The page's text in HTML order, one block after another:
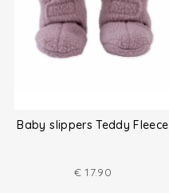
Baby slippers Teddy Fleece
€ 17.90